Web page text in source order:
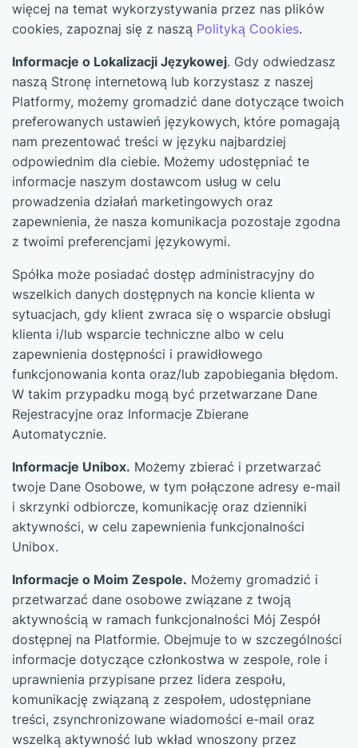
więcej na temat wykorzystywania przez nas plików
cookies, zapoznaj się z naszą Polityką Cookies.
Informacje o Lokalizacji Językowej. Gdy odwiedzasz
naszą Stronę internetową lub korzystasz z naszej
Platformy, możemy gromadzić dane dotyczące twoich
preferowanych ustawień językowych, które pomagają
nam prezentować treści w języku najbardziej
odpowiednim dla ciebie. Możemy udostępniać te
informacje naszym dostawcom usług w celu
prowadzenia działań marketingowych oraz
zapewnienia, że nasza komunikacja pozostaje zgodna
z twoimi preferencjami językowymi.
Spółka może posiadać dostęp administracyjny do
wszelkich danych dostępnych na koncie klienta w
sytuacjach, gdy klient zwraca się o wsparcie obsługi
klienta i/lub wsparcie techniczne albo w celu
zapewnienia dostępności i prawidłowego
funkcjonowania konta oraz/lub zapobiegania błędom.
W takim przypadku mogą być przetwarzane Dane
Rejestracyjne oraz Informacje Zbierane
Automatycznie.
Informacje Unibox. Możemy zbierać i przetwarzać
twoje Dane Osobowe, w tym połączone adresy e-mail
i skrzynki odbiorcze, komunikację oraz dzienniki
aktywności, w celu zapewnienia funkcjonalności
Unibox.
Informacje o Moim Zespole. Możemy gromadzić i
przetwarzać dane osobowe związane z twoją
aktywnością w ramach funkcjonalności Mój Zespół
dostępnej na Platformie. Obejmuje to w szczególności
informacje dotyczące członkostwa w zespole, role i
uprawnienia przypisane przez lidera zespołu,
komunikację związaną z zespołem, udostępniane
treści, zsynchronizowane wiadomości e-mail oraz
wszelką aktywność lub wkład wnoszony przez